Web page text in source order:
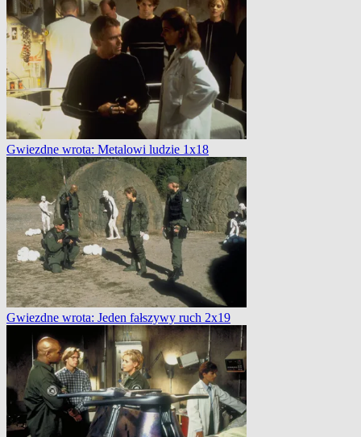
Gwiezdne wrota: Metalowi ludzie 1x18
Gwiezdne wrota: Jeden fałszywy ruch 2x19